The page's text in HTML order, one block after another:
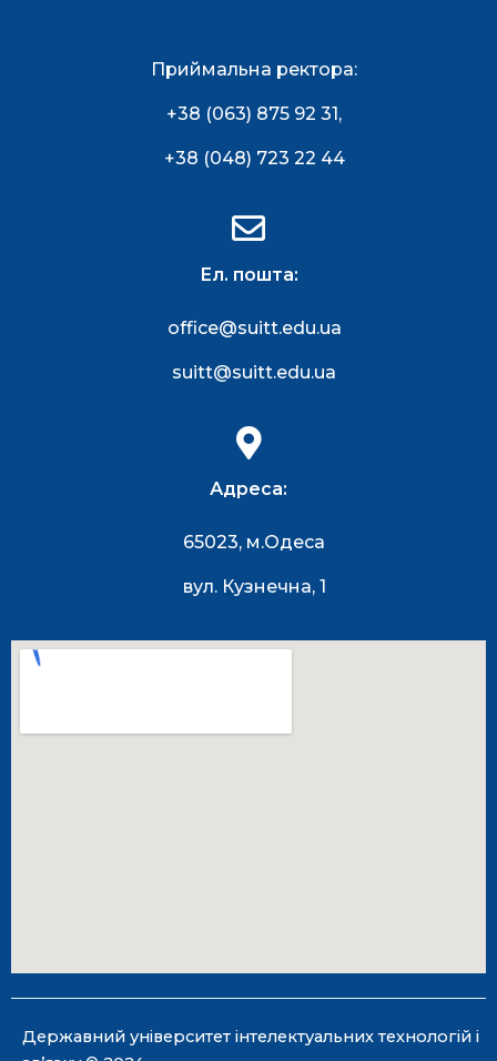
Приймальна ректора:
+38 (063) 875 92 31,
+38 (048) 723 22 44
Ел. пошта:
office@suitt.edu.ua
suitt@suitt.edu.ua
Адреса:
65023, м.Одеса
вул. Кузнечна, 1
Державний університет інтелектуальних технологій і